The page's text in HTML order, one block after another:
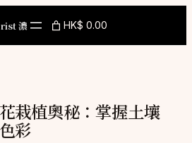
濃 HK$ 0.00
栽植奧秘：掌握土壤
彩